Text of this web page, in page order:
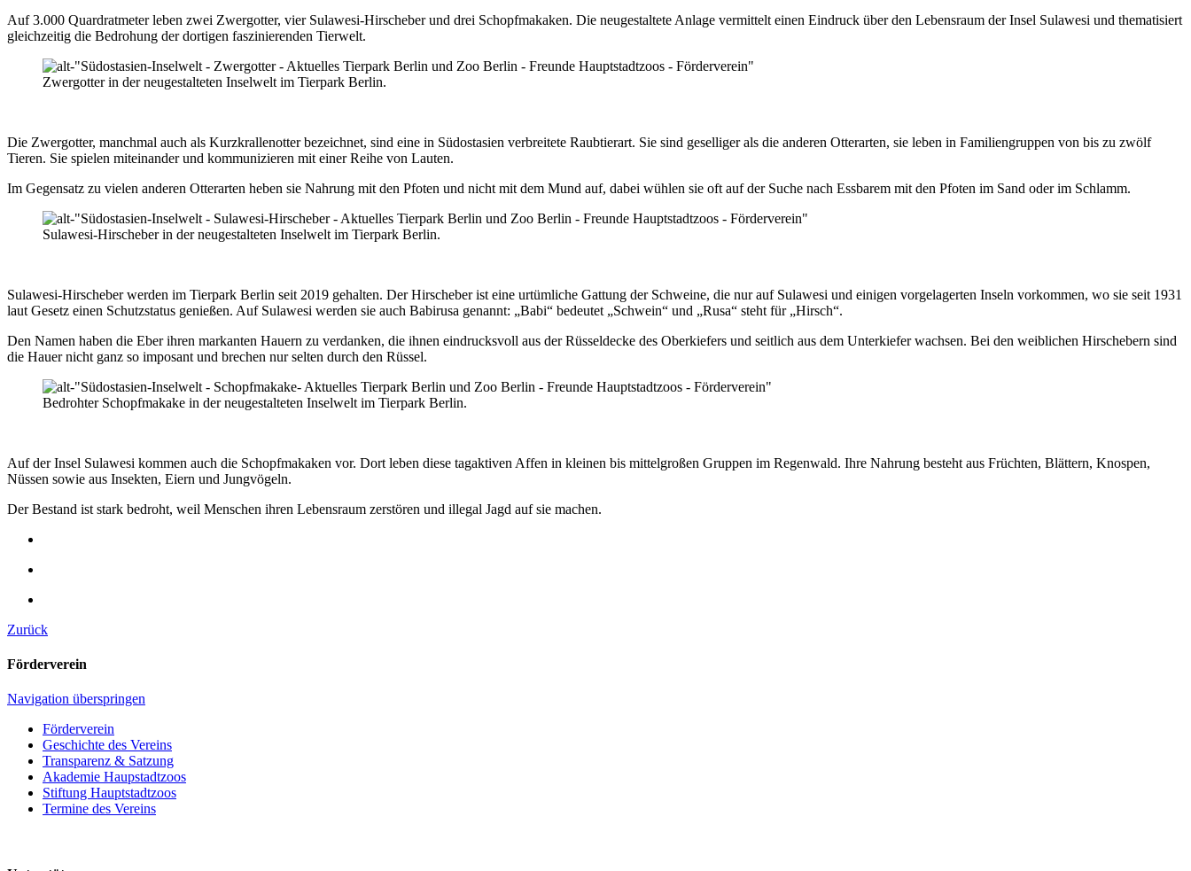
Auf 3.000 Quardratmeter leben zwei Zwergotter, vier Sulawesi-Hirscheber und drei Schopfmakaken. Die neugestaltete Anlage vermittelt einen Eindruck über den Lebensraum der Insel Sulawesi und thematisiert
gleichzeitig die Bedrohung der dortigen faszinierenden Tierwelt.
Zwergotter in der neugestalteten Inselwelt im Tierpark Berlin.
Die Zwergotter, manchmal auch als Kurzkrallenotter bezeichnet, sind eine in Südostasien verbreitete Raubtierart. Sie sind geselliger als die anderen Otterarten, sie leben in Familiengruppen von bis zu zwölf
Tieren. Sie spielen miteinander und kommunizieren mit einer Reihe von Lauten.
Im Gegensatz zu vielen anderen Otterarten heben sie Nahrung mit den Pfoten und nicht mit dem Mund auf, dabei wühlen sie oft auf der Suche nach Essbarem mit den Pfoten im Sand oder im Schlamm.
Sulawesi-Hirscheber in der neugestalteten Inselwelt im Tierpark Berlin.
Sulawesi-Hirscheber werden im Tierpark Berlin seit 2019 gehalten. Der Hirscheber ist eine urtümliche Gattung der Schweine, die nur auf Sulawesi und einigen vorgelagerten Inseln vorkommen, wo sie seit 1931
laut Gesetz einen Schutzstatus genießen. Auf Sulawesi werden sie auch Babirusa genannt: „Babi“ bedeutet „Schwein“ und „Rusa“ steht für „Hirsch“.
Den Namen haben die Eber ihren markanten Hauern zu verdanken, die ihnen eindrucksvoll aus der Rüsseldecke des Oberkiefers und seitlich aus dem Unterkiefer wachsen. Bei den weiblichen Hirschebern sind
die Hauer nicht ganz so imposant und brechen nur selten durch den Rüssel.
Bedrohter Schopfmakake in der neugestalteten Inselwelt im Tierpark Berlin.
Auf der Insel Sulawesi kommen auch die Schopfmakaken vor. Dort leben diese tagaktiven Affen in kleinen bis mittelgroßen Gruppen im Regenwald. Ihre Nahrung besteht aus Früchten, Blättern, Knospen,
Nüssen sowie aus Insekten, Eiern und Jungvögeln.
Der Bestand ist stark bedroht, weil Menschen ihren Lebensraum zerstören und illegal Jagd auf sie machen.
Zurück
Förderverein
Navigation überspringen
Förderverein
Geschichte des Vereins
Transparenz & Satzung
Akademie Haupstadtzoos
Stiftung Hauptstadtzoos
Termine des Vereins